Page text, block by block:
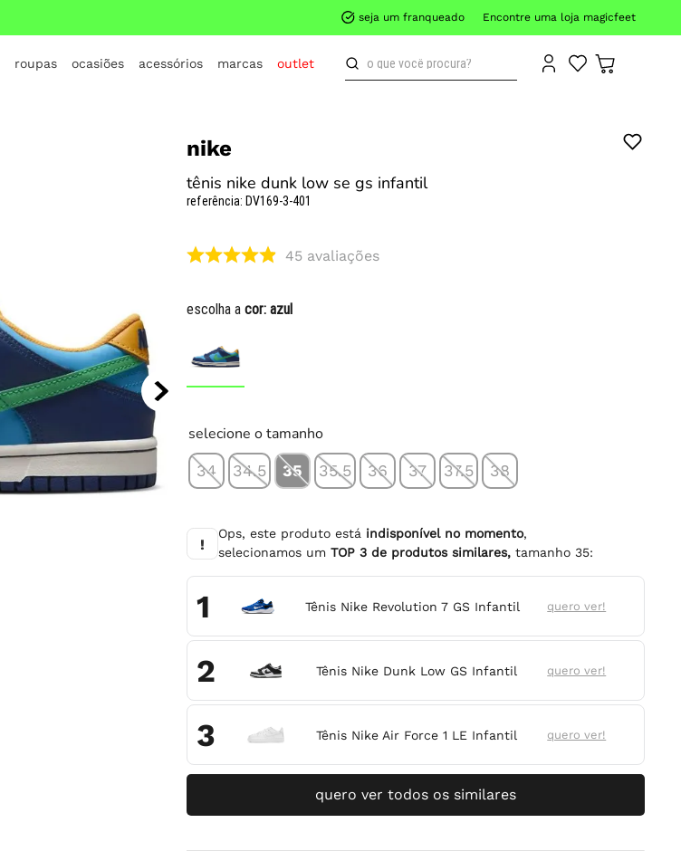
seja um franqueado Encontre uma loja magicfeet
roupas ocasiões acessórios marcas outlet
o que você procura?
nike
tênis nike dunk low se gs infantil
referência:DV169-3-401
45 avaliações
escolha acor:azul
selecione o tamanho
34 34.5 35 35.5 36 37 37.5 38
!
Ops, este produto está indisponível no momento,
selecionamos umTOP3 de produtos similares, tamanho35:
1 Tênis Nike Revolution 7 GS Infantil quero ver!
2 Tênis Nike Dunk Low GS Infantil quero ver!
3 Tênis Nike Air Force 1 LE Infantil quero ver!
quero ver todos os similares
BUSCADOS